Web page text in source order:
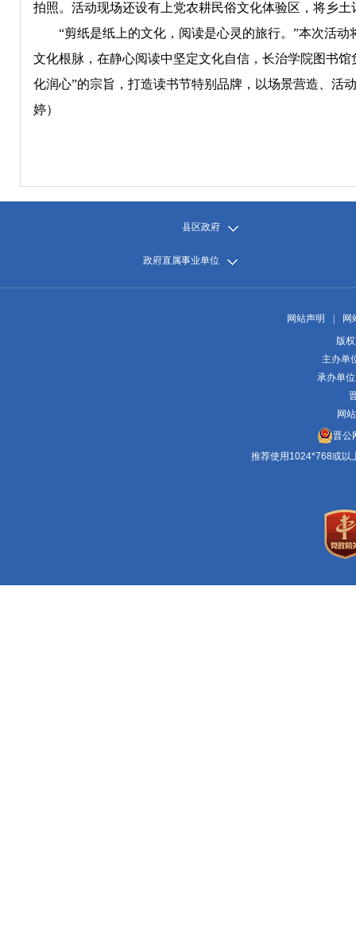
拍照。活动现场还设有上党农耕民俗文化体验区，将乡
“剪纸是纸上的文化，阅读是心灵的旅行。”本次活动
文化根脉，在静心阅读中坚定文化自信，长治学院图书
化润心”的宗旨，打造读书节特别品牌，以场景营造、
婷）
县区政府
政府直属事业单位
网站声明
网
版
主办单
承办单
网
晋公
推荐使用1024*768或以